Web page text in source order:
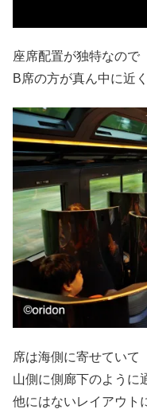
座席配置が独特なので
B席の方が真ん中に近
席は海側に寄せていて
山側に側廊下のように
他にはないレイアウト